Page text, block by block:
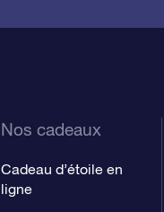
Nos cadeaux
Cadeau d’étoile en
ligne